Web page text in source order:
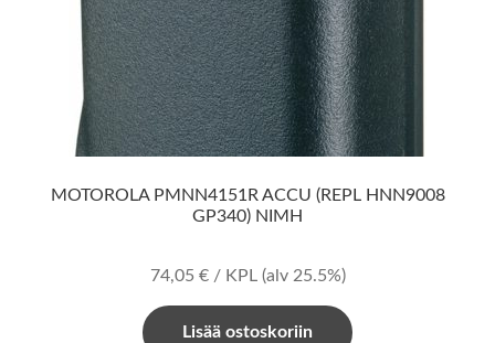
MOTOROLA PMNN4151R ACCU (REPL HNN9008
GP340) NIMH
74,05 €/ KPL (alv 25.5%)
Lisää ostoskoriin